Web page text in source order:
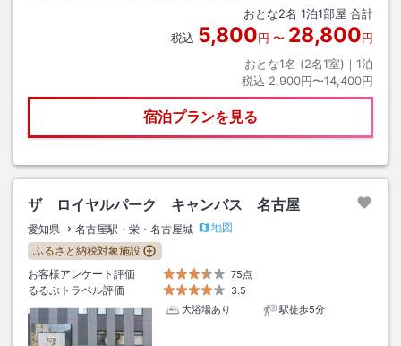
おとな2名 1泊1部屋 合計
税込 5,800円 〜 28,800円
おとな1名 (2名1室)｜ 1泊
税込 2,900円〜14,400円
宿泊プランを見る
ザ ロイヤルパーク キャンバス 名古屋
愛知県 名古屋駅・栄・名古屋城
地図
ふるさと納税対象施設
お客様アンケート評価
75点
るるぶトラベル評価
3.5
大浴場あり
駅徒歩5分